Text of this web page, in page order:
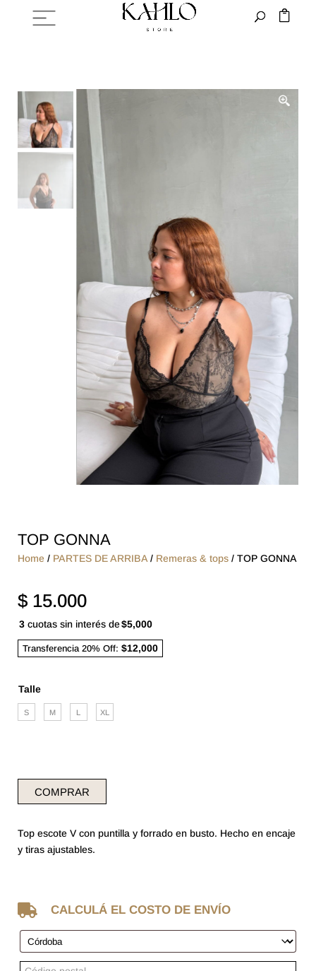
TOP GONNA
Home / PARTES DE ARRIBA/ Remeras & tops/ TOP GONNA
$15.000
3cuotas sin interés de$5,000
Transferencia 20% Off: $12,000
Talle
S M L XL
COMPRAR
Top escote V con puntilla y forrado en busto. Hecho en encaje
y tiras ajustables.
 CALCULÁ EL COSTO DE ENVÍO